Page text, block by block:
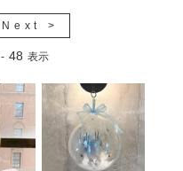
Next >
- 48 表示